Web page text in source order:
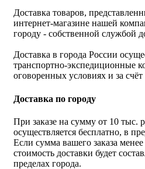
Доставка товаров,
интернет-магазине нашей
городу - собственной службой
Доставка в города России
транспортно-экспедиционные
оговоренных условиях и за счёт
Доставка по городу
При заказе на сумму от 10 тыс.
осуществляется бесплатно, в
Если сумма вашего заказа
стоимость доставки будет
пределах города.